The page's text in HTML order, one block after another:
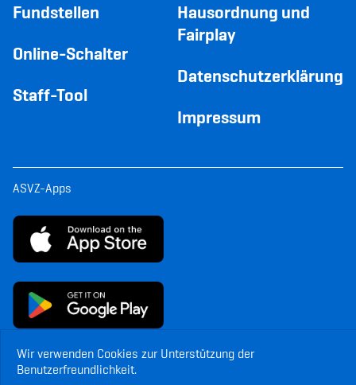
Wir verwenden Cookies zur Unterstützung der
Benutzerfreundlichkeit.
Fundstellen
Online-Schalter
Staff-Tool
Hausordnung und
Fairplay
Datenschutzerklärung
Impressum
ASVZ-Apps